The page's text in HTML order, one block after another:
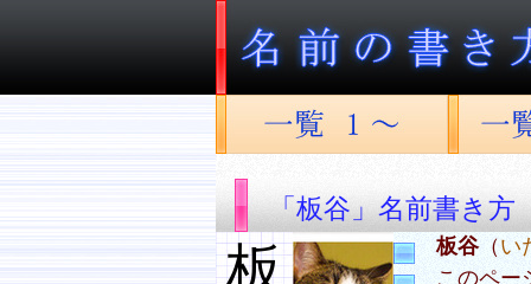
「板谷」名前書き
板
板谷（い
このペー